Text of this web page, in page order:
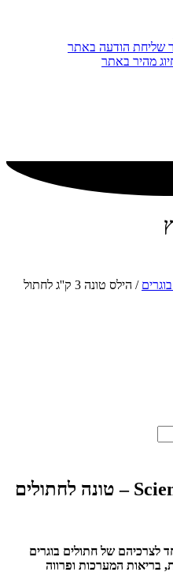
/ הילס טונה 3 ק''ג לחתול
🐈 הילס Science Plan Adult – טונה לחתולים
לצרכיהם של חתולים בוגרים
בריאות המערכות ופרווה